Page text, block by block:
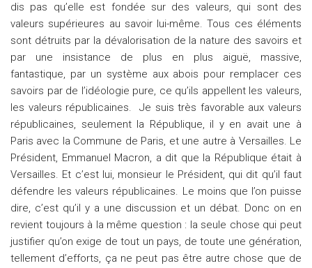
dis pas qu’elle est fondée sur des valeurs, qui sont des
valeurs supérieures au savoir lui-même. Tous ces éléments
sont détruits par la dévalorisation de la nature des savoirs et
par une insistance de plus en plus aiguë, massive,
fantastique, par un système aux abois pour remplacer ces
savoirs par de l’idéologie pure, ce qu’ils appellent les valeurs,
les valeurs républicaines. Je suis très favorable aux valeurs
républicaines, seulement la République, il y en avait une à
Paris avec la Commune de Paris, et une autre à Versailles. Le
Président, Emmanuel Macron, a dit que la République était à
Versailles. Et c’est lui, monsieur le Président, qui dit qu’il faut
défendre les valeurs républicaines. Le moins que l’on puisse
dire, c’est qu’il y a une discussion et un débat. Donc on en
revient toujours à la même question : la seule chose qui peut
justifier qu’on exige de tout un pays, de toute une génération,
tellement d’efforts, ça ne peut pas être autre chose que de